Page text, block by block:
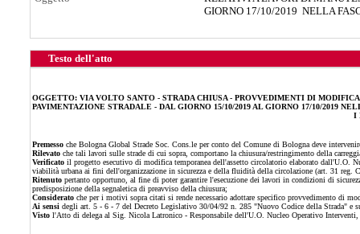
GIORNO 17/10/2019 NELLA
Testo dell'atto
OGGETTO: VIA VOLTO SANTO - STRADA CHIUSA - PROVVEDIMENTI DI
PAVIMENTAZIONE STRADALE - DAL GIORNO 15/10/2019 AL GIORNO 17/10/2019
I
Premesso che Bologna Global Strade Soc. Cons.le per conto del Comune di Bologna deve
Rilevato che tali lavori sulle strade di cui sopra, comportano la chiusura/restringimento della
Verificato il progetto esecutivo di modifica temporanea dell'assetto circolatorio elaborato dall'U.O.
viabilità urbana ai fini dell'organizzazione in sicurezza e della fluidità della circolazione (art. 31 reg.
Ritenuto pertanto opportuno, al fine di poter garantire l'esecuzione dei lavori in condizioni di
predisposizione della segnaletica di preavviso della chiusura;
Considerato che per i motivi sopra citati si rende necessario adottare specifico provvedimento di
Ai sensi degli art. 5 - 6 - 7 del Decreto Legislativo 30/04/92 n. 285 "Nuovo Codice della Strada" e
Visto l'Atto di delega al Sig. Nicola Latronico - Responsabile dell'U.O. Nucleo Operativo